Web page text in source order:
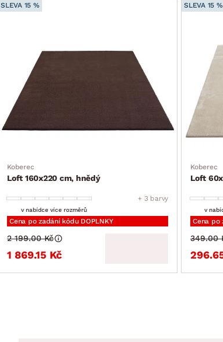
SLEVA 15 %
Koberec
Loft 160x220 cm, hnědý
+ 3 barvy
v nabídce více rozměrů
Cena po zadání kódu DOPLNKY
1 869.15 Kč
2 199.00 Kč
SLEVA 15 %
Koberec
Loft
v
Cena po
349.00